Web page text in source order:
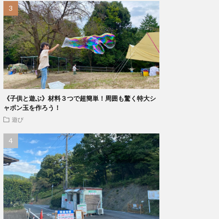
《子供と遊ぶ》材料３つで超簡単！周囲も驚く特大シ
ャボン玉を作ろう！
遊び